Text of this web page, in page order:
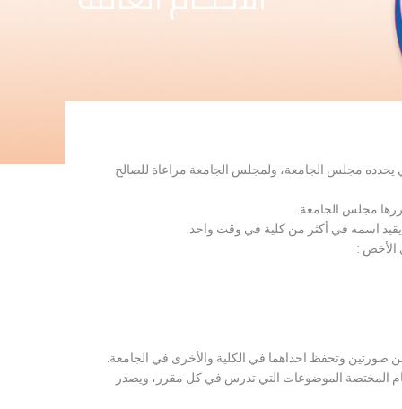
يحدده مجلس الجامعة، ولمجلس الجامعة مراعاة للصالح
مجلس الجامعة.
يقيد اسمه في أكثر من كلية في وقت واحد.
الأخص :
وتحفظ احداهما في الكلية والأخرى في الجامعة.
المختصة الموضوعات التي تدرس في كل مقرر، ويصدر